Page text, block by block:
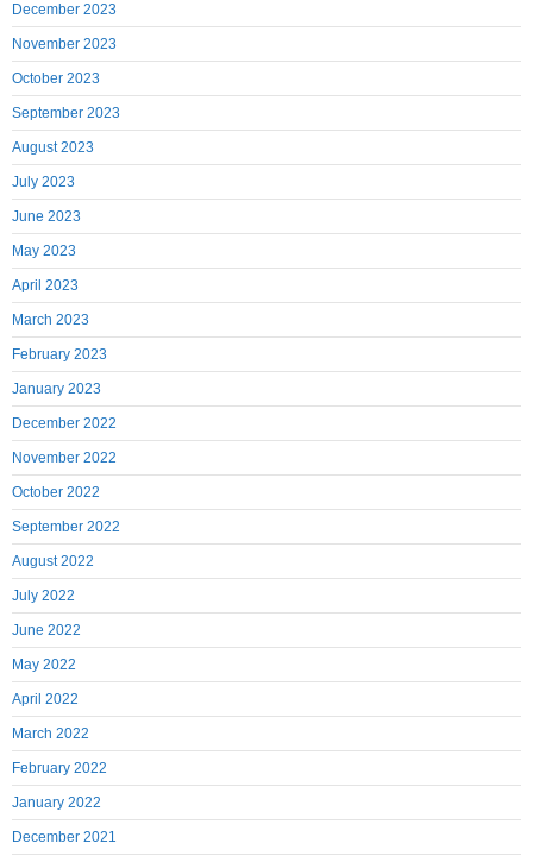
December 2023
November 2023
October 2023
September 2023
August 2023
July 2023
June 2023
May 2023
April 2023
March 2023
February 2023
January 2023
December 2022
November 2022
October 2022
September 2022
August 2022
July 2022
June 2022
May 2022
April 2022
March 2022
February 2022
January 2022
December 2021